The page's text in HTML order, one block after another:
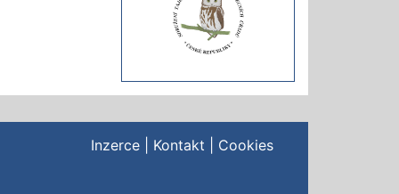
Inzerce Kontakt Cookies